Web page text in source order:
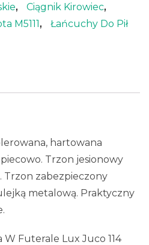
, Ciągnik Kirowiec,
M5111,
Łańcuchy Do Pił
hartowana
Trzon jesionowy
Trzon zabezpieczony
metalową. Praktyczny
W Futerale Lux Juco 114